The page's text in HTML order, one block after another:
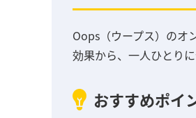
Oops（ウープス）のオ
効果から、一人ひとり
おすすめポイ